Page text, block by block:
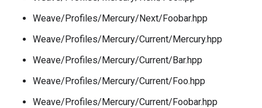
Weave/Profiles/Mercury/Next/Foobar.hpp
Weave/Profiles/Mercury/Current/Mercury.hpp
Weave/Profiles/Mercury/Current/Bar.hpp
Weave/Profiles/Mercury/Current/Foo.hpp
Weave/Profiles/Mercury/Current/Foobar.hpp